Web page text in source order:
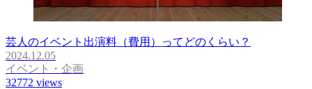
芸人のイベント出演料（費用）ってどのくらい？
2024.12.05
イベント・企画
32772 views